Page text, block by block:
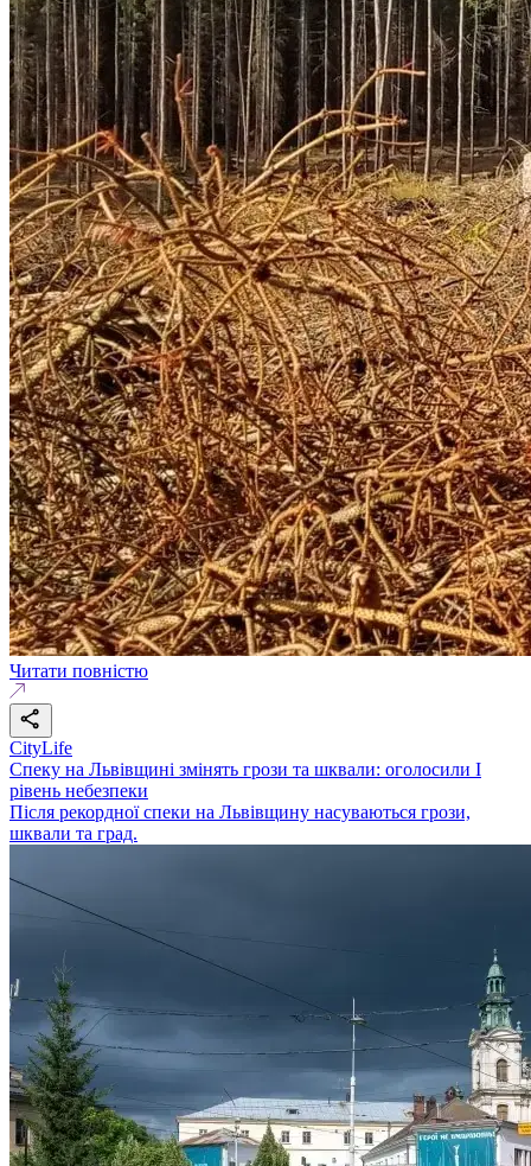
Читати повністю
CityLife
Спеку на Львівщині змінять грози та шквали: оголосили І
рівень небезпеки
Після рекордної спеки на Львівщину насуваються грози,
шквали та град.